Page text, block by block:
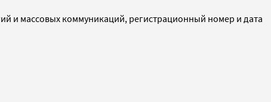
и массовых коммуникаций, регистрационный номер и дата